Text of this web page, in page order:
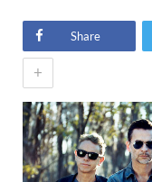
Share
+